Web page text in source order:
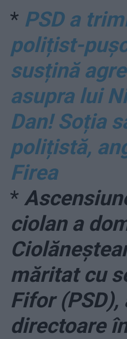
* PSD a
polițist-
susțină
asupra lui
Dan! Soția
polițistă,
Firea
*
ciolan a
măritat cu
Fifor (PSD),
directoare